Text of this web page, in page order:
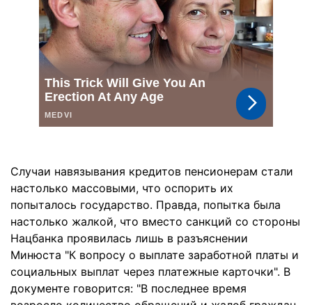
Случаи навязывания кредитов пенсионерам стали
настолько массовыми, что оспорить их
попыталось государство. Правда, попытка была
настолько жалкой, что вместо санкций со стороны
Нацбанка проявилась лишь в разъяснении
Минюста "К вопросу о выплате заработной платы и
социальных выплат через платежные карточки". В
документе говорится: "В последнее время